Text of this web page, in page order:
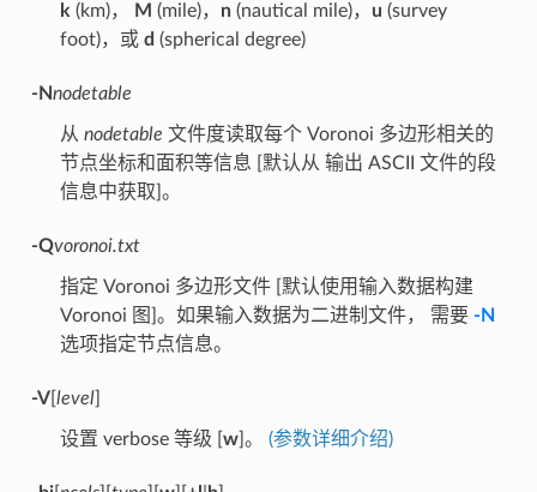
k(km)， M (mile)， n(nautical mile)， u (survey
foot)，或 d (spherical degree)
-Nnodetable
从 nodetable 文件度读取每个 Voronoi 多边形相关的
节点坐标和面积等信息 [默认从 输出 ASCII 文件的段
信息中获取]。
-Qvoronoi.txt
指定 Voronoi 多边形文件 [默认使用输入数据构建
Voronoi 图]。如果输入数据为二进制文件， 需要 -N
选项指定节点信息。
-V[ level]
设置 verbose 等级 [ w]。 (参数详细介绍)